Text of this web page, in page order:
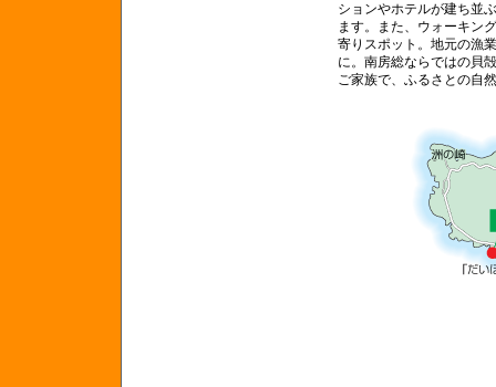
ションやホテルが建ち並
ます。また、ウォーキン
寄りスポット。地元の漁
に。南房総ならではの貝
ご家族で、ふるさとの自